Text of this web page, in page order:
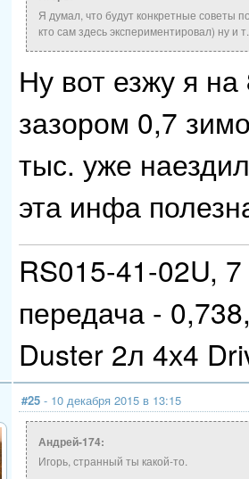
Я думал, что будут конкретные советы
кто сам здесь экспериментировал) ну и
Ну вот езжу я
зазором 0,7
тыс. уже
эта инфа
RS015-41-02U,
передача -
Duster 2л 4х4
#25 - 10 декабря 2015 в 13:15
Андрей-174:
Игорь, странный ты какой-то.